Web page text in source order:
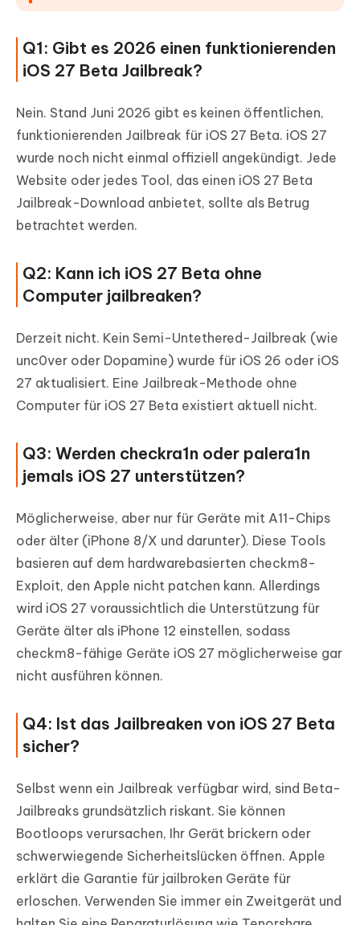
Q1: Gibt es 2026 einen funktionierenden
iOS 27 Beta Jailbreak?
Nein. Stand Juni 2026 gibt es keinen öffentlichen,
funktionierenden Jailbreak für iOS 27 Beta. iOS 27
wurde noch nicht einmal offiziell angekündigt. Jede
Website oder jedes Tool, das einen iOS 27 Beta
Jailbreak-Download anbietet, sollte als Betrug
betrachtet werden.
Q2: Kann ich iOS 27 Beta ohne
Computer jailbreaken?
Derzeit nicht. Kein Semi-Untethered-Jailbreak (wie
unc0ver oder Dopamine) wurde für iOS 26 oder iOS
27 aktualisiert. Eine Jailbreak-Methode ohne
Computer für iOS 27 Beta existiert aktuell nicht.
Q3: Werden checkra1n oder palera1n
jemals iOS 27 unterstützen?
Möglicherweise, aber nur für Geräte mit A11-Chips
oder älter (iPhone 8/X und darunter). Diese Tools
basieren auf dem hardwarebasierten checkm8-
Exploit, den Apple nicht patchen kann. Allerdings
wird iOS 27 voraussichtlich die Unterstützung für
Geräte älter als iPhone 12 einstellen, sodass
checkm8-fähige Geräte iOS 27 möglicherweise gar
nicht ausführen können.
Q4: Ist das Jailbreaken von iOS 27 Beta
sicher?
Selbst wenn ein Jailbreak verfügbar wird, sind Beta-
Jailbreaks grundsätzlich riskant. Sie können
Bootloops verursachen, Ihr Gerät brickern oder
schwerwiegende Sicherheitslücken öffnen. Apple
erklärt die Garantie für jailbroken Geräte für
erloschen. Verwenden Sie immer ein Zweitgerät und